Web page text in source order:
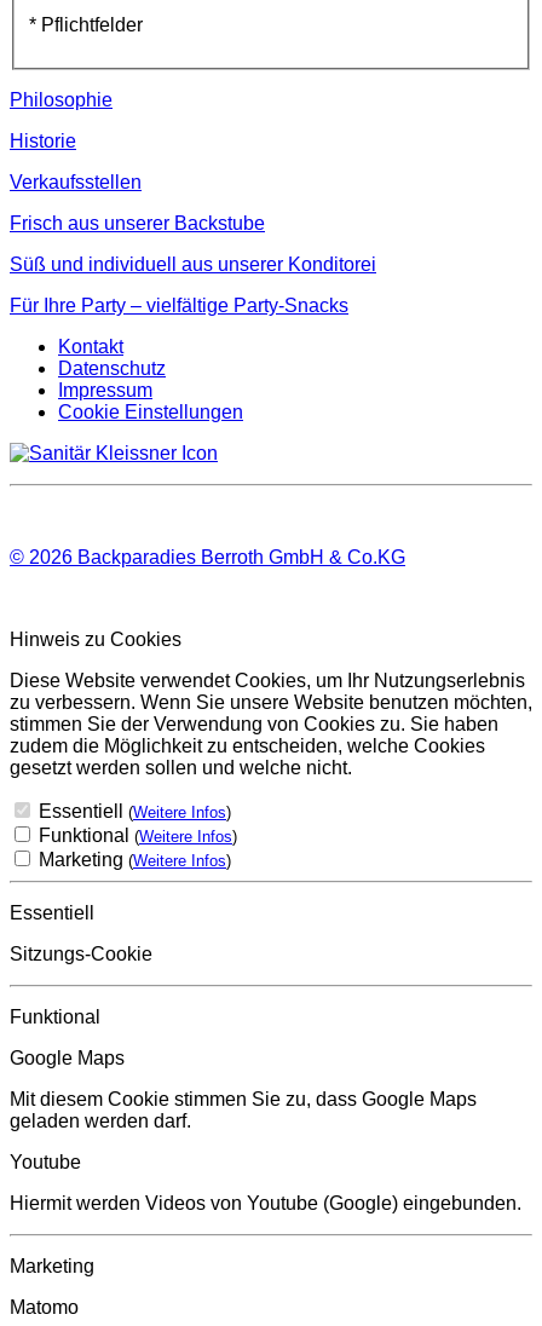
* Pflichtfelder
Philosophie
Historie
Verkaufsstellen
Frisch aus unserer Backstube
Süß und individuell aus unserer Konditorei
Für Ihre Party – vielfältige Party-Snacks
Kontakt
Datenschutz
Impressum
Cookie Einstellungen
© 2026 Backparadies Berroth GmbH & Co.KG
Hinweis zu Cookies
Diese Website verwendet Cookies, um Ihr Nutzungserlebnis
zu verbessern. Wenn Sie unsere Website benutzen möchten,
stimmen Sie der Verwendung von Cookies zu. Sie haben
zudem die Möglichkeit zu entscheiden, welche Cookies
gesetzt werden sollen und welche nicht.
Essentiell (Weitere Infos)
Funktional (Weitere Infos)
Marketing (Weitere Infos)
Essentiell
Sitzungs-Cookie
Funktional
Google Maps
Mit diesem Cookie stimmen Sie zu, dass Google Maps
geladen werden darf.
Youtube
Hiermit werden Videos von Youtube (Google) eingebunden.
Marketing
Matomo